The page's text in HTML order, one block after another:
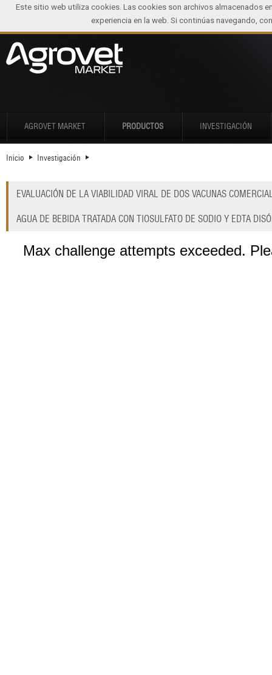
AGROVET MARKET PRODUCTOS INVESTIGACIÓN
Inicio Investigación
EVALUACIÓN DE LA VIABILIDAD VIRAL DE DOS VACUNAS
AGUA DE BEBIDA TRATADA CON TIOSULFATO DE SODIO Y EDTA
Este sitio web utiliza cookies. Las cookies son archivos almacenados
experiencia en la web. Si continúas navegando,